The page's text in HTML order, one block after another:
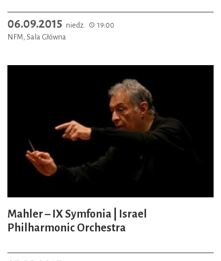
06.09.2015 niedz.
19:00
NFM, Sala Główna
Mahler – IX Symfonia | Israel
Philharmonic Orchestra